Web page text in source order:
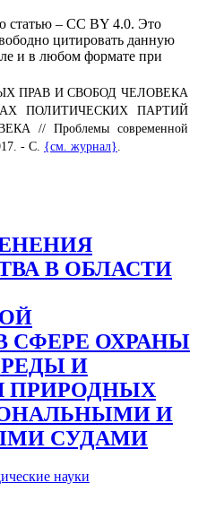
статью – CC BY 4.0. Это
цитировать данную
и в любом формате при
ПРАВ И СВОБОД ЧЕЛОВЕКА
ПОЛИТИЧЕСКИХ ПАРТИЙ
// Проблемы современной
- С. {см. журнал}
В ОБЛАСТИ
СФЕРЕ ОХРАНЫ
И
ПРИРОДНЫХ
И
СУДАМИ
науки